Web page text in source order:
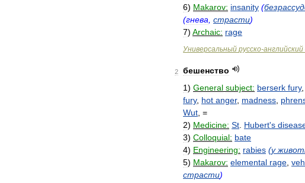
6) Makarov: insanity (
(гнева страсти)
7) Archaic: rage
Универсальный русско-английский
2
бешенство
1) General subject: berserk fury,
fury, hot anger, madness
Wut , =
2) Medicine: St Hubert's
3) Colloquial: bate
4) Engineering: rabies (у
5) Makarov: elemental rage
страсти)